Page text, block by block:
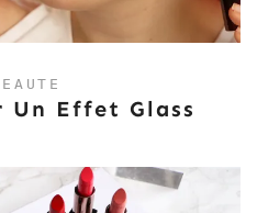
Un Effet Glass